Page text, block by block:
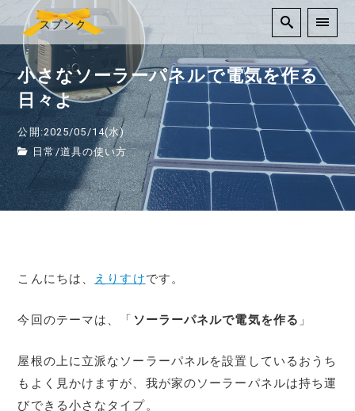
小さなソーラーパネルで電気を作る
日々よ
公開:2025/05/14(水)
日常/道具の使い方
こんにちは、 えりすけです。
今回のテーマは、「 ソーラーパネルで電気を作る 」
屋根の上に立派なソーラーパネルを設置しているおうち
もよく見かけますが、我が家のソーラーパネルは持ち運
びできる小さなタイプ。